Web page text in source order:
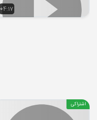
04:17
اشتراکی